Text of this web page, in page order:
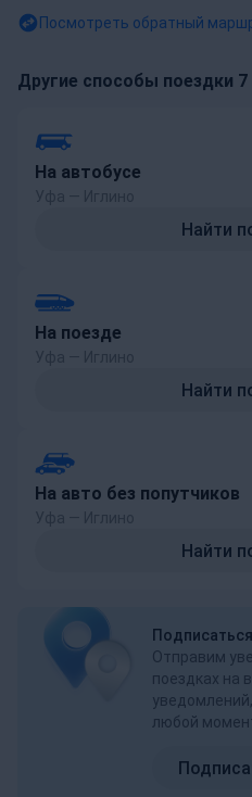
Посмотреть обратный
Другие способы поездки 7
На автобусе
Найти
На поезде
Найти
На авто без попутчиков
Найти
Отправим
поездках на
любой